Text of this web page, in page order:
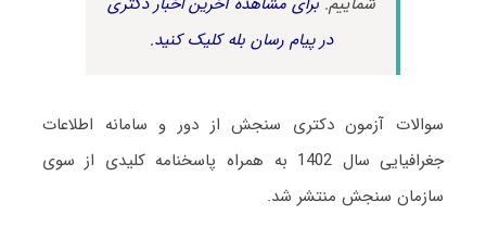
در پیام رسان بله کلیک کنید.
سوالات آزمون دکتری سنجش از دور و سامانه اطلاعات
جغرافیایی سال 1402 به همراه پاسخنامه کلیدی از سوی
سازمان سنجش منتشر شد.